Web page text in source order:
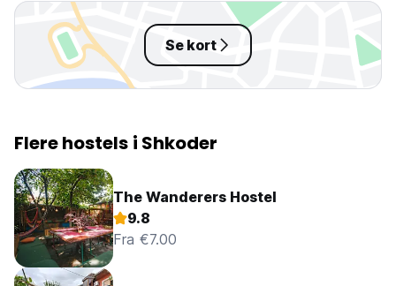
Se kort
Flere hostels i Shkoder
The Wanderers Hostel
9.8
Fra €7.00